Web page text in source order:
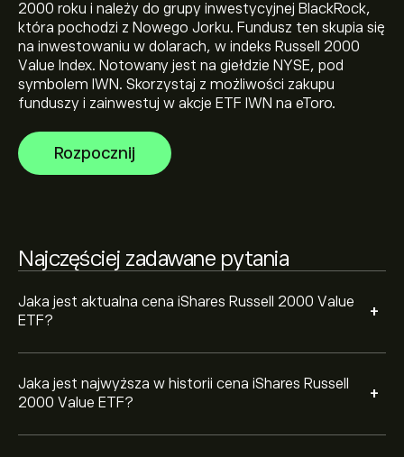
2000 roku i należy do grupy inwestycyjnej BlackRock,
która pochodzi z Nowego Jorku. Fundusz ten skupia się
na inwestowaniu w dolarach, w indeks Russell 2000
Value Index. Notowany jest na giełdzie NYSE, pod
symbolem IWN. Skorzystaj z możliwości zakupu
funduszy i zainwestuj w akcje ETF IWN na eToro.
Rozpocznij
Najczęściej zadawane pytania
Jaka jest aktualna cena iShares Russell 2000 Value
ETF?
+
Jaka jest najwyższa w historii cena iShares Russell
2000 Value ETF?
+
Najwyższe w historii cena iShares Russell 2000 Value
ETF to 227.31‎$‎
Wybierz przedział czasowy „1D” lub „1T” na wykresie
ruchy cenowe iShares Russell 2000 Value ETF. Cena
iShares Russell 2000 Value ETF wahała się w przedziale
64.55‎$‎ w ciągu ostatniego roku.
Aby kupić IWN, odwiedź stronę „iShares Russell 2000
określonej cenie w przyszłości.